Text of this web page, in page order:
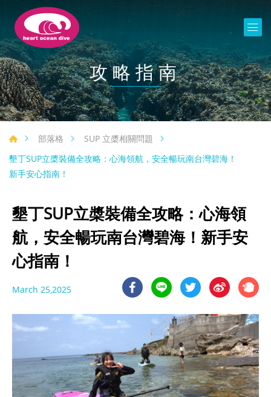
攻略指南
部落格
SUP 立槳相關問題
墾丁SUP立槳裝備全攻略：心海領航，安全暢玩南台灣碧海！
新手安心指南！
墾丁SUP立槳裝備全攻略：心海領
航，安全暢玩南台灣碧海！新手安
心指南！
March 25,2025